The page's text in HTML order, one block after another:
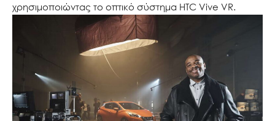
χρησιμοποιώντας το οπτικό σύστημα HTC Vive VR.